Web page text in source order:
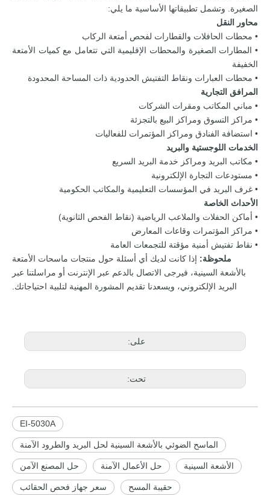
الصغيرة. وتشمل تطبيقاتها الأساسية ما يلي:
محاور النقل
• محطات الحافلات والقطارات لفحص أمتعة الركاب
• المطارات الصغيرة والمحطات الإقليمية التي تتعامل مع كميات الأمتعة
الخفيفة
• محطات العبارات ونقاط التفتيش الحدودية ذات المساحة المحدودة
المرافق التجارية
• مباني المكاتب ومقرات الشركات
• مراكز التسوق ومراكز البيع بالتجزئة
• استضافة الفنادق ومراكز المؤتمرات للفعاليات
الخدمات اللوجستية والبريد
• مكاتب البريد ومراكز خدمة البريد السريع
• مستودعات التجارة الإلكترونية
• غرف البريد في المؤسسات التعليمية والمكاتب الحكومية
الأحداث الخاصة
• أماكن الحفلات والملاعب الرياضية (نقاط الفحص الثانوية)
• مراكز المؤتمرات وقاعات المعارض
• نقاط تفتيش أمنية مؤقتة للتجمعات العامة
ملحوظة: إذا كانت لديك أي أسئلة حول منتجات ماسحات الأمتعة
بالأشعة السينية، فيرجى الاتصال بالدعم عبر الإنترنت أو مراسلتنا عبر
البريد الإلكتروني، ويسعدنا تقديم المشورة المهنية لتلبية احتياجاتك.
على:
تحت:
EI-5030A
الماسح الضوئي بالأشعة السينية لحل البريد والطرود الآمنة
حل المصنع الآمن حل الأعمال الآمنة الأشعة السينية
سعر جهاز فحص الحقائب حقيبة المسح